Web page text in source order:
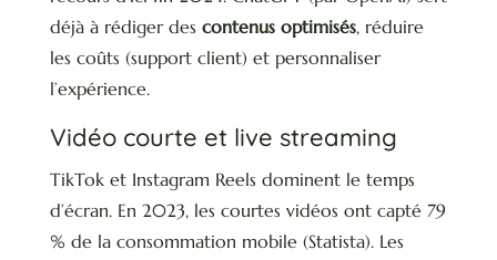
déjà à rédiger des contenus optimisés, réduire
les coûts (support client) et personnaliser
l’expérience.
Vidéo courte et live streaming
TikTok et Instagram Reels dominent le temps
d’écran. En 2023, les courtes vidéos ont capté 79
% de la consommation mobile (Statista). Les